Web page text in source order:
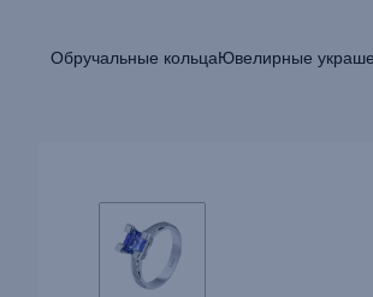
Обручальные кольцаЮвелирные